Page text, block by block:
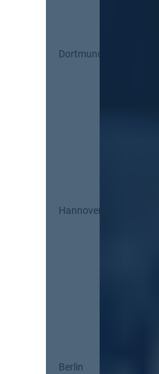
Dortmund
Hannover
Berlin